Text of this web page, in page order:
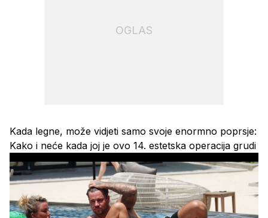
OGLAS
Kada legne, može vidjeti samo svoje enormno poprsje:
Kako i neće kada joj je ovo 14. estetska operacija grudi